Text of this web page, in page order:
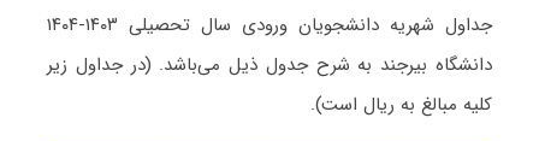
جداول شهریه دانشجویان ورودی سال تحصیلی ۱۴۰۳-۱۴۰۴
دانشگاه بیرجند به شرح جدول ذیل می‌باشد. (در جداول زیر
کلیه مبالغ به ریال است).